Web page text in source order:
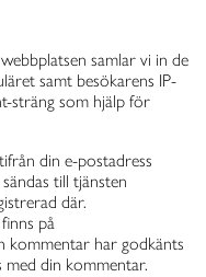
samlar vi in de
samt besökarens IP-
sträng som hjälp för
din e-postadress
till tjänsten
där.
på
kommentar har godkänts
din kommentar.